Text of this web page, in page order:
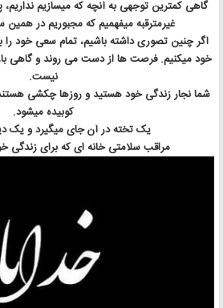
گاهی کمترین توجهی به آنچه که میسازیم
غیرمترقبه میفهمیم که مجبوریم در همین
اگر چنین تصوری داشته باشیم، تمام سعی خود را
خود میکنیم. فرصت ها از دست می روند و گاهی
نیست.
شما نجار زندگی خود هستید و روزها چکشی
کوبیده میشود.
یک تخته در آن جای میگیرد و یک
مراقب سلامتی خانه ای که برای زندگی